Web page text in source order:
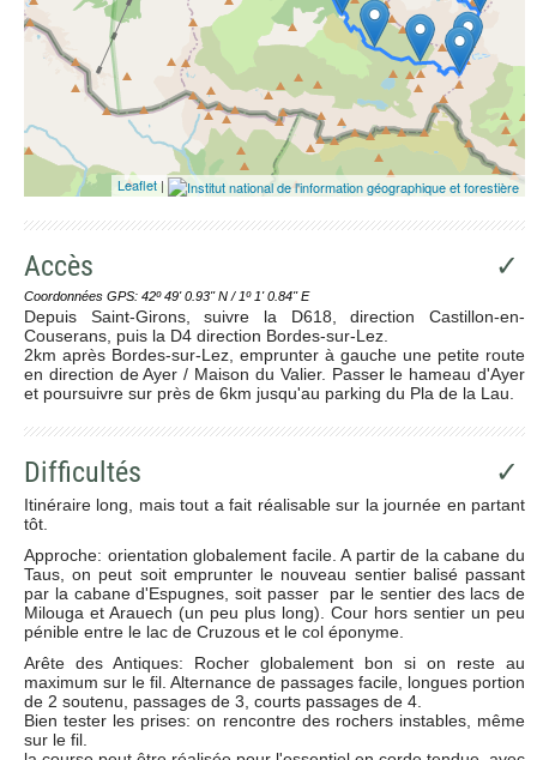
Leaflet |
Accès ✓
Coordonnées GPS: 42º 49' 0.93'' N / 1º 1' 0.84'' E
Depuis Saint-Girons, suivre la D618, direction Castillon-en-
Couserans, puis la D4 direction Bordes-sur-Lez.
2km après Bordes-sur-Lez, emprunter à gauche une petite route
en direction de Ayer / Maison du Valier. Passer le hameau d'Ayer
et poursuivre sur près de 6km jusqu'au parking du Pla de la Lau.
Difficultés ✓
Itinéraire long, mais tout a fait réalisable sur la journée en partant
tôt.
Approche: orientation globalement facile. A partir de la cabane du
Taus, on peut soit emprunter le nouveau sentier balisé passant
par la cabane d'Espugnes, soit passer par le sentier des lacs de
Milouga et Arauech (un peu plus long). Cour hors sentier un peu
pénible entre le lac de Cruzous et le col éponyme.
Arête des Antiques: Rocher globalement bon si on reste au
maximum sur le fil. Alternance de passages facile, longues portion
de 2 soutenu, passages de 3, courts passages de 4.
Bien tester les prises: on rencontre des rochers instables, même
sur le fil.